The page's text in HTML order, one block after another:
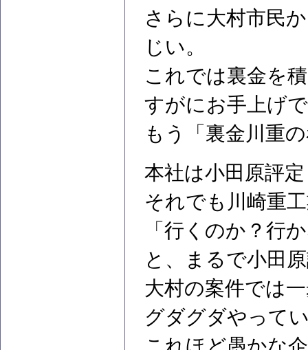
さらに大村市民
じい。
これでは裏金を
すがにお手上げ
もう「裏金川重
本社は小田原評定
それでも川崎重
「行くのか？行
と、まるで小田
大村の案件では
グダグダやって